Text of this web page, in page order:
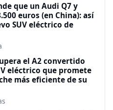
que un Audi Q7 y
euros (en China): así
SUV eléctrico de
el A2 convertido
eléctrico que promete
más eficiente de su